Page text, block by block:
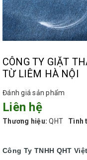
CÔNG TY GIẶT
TỪ LIÊM HÀ NỘI
Đánh giá sản phẩm
Liên hệ
Thương hiệu: QHT Tình
Công Ty TNHH QHT